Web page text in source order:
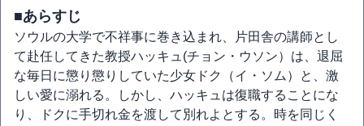
■あらすじ
ソウルの大学で不祥事に巻き込まれ、片田舎の講師とし
て赴任してきた教授ハッキュ(チョン・ウソン）は、退屈
な毎日に懲り懲りしていた少女ドク（イ・ソム）と、激
しい愛に溺れる。しかし、ハッキュは復職することにな
り、ドクに手切れ金を渡して別れよとする。時を同じく